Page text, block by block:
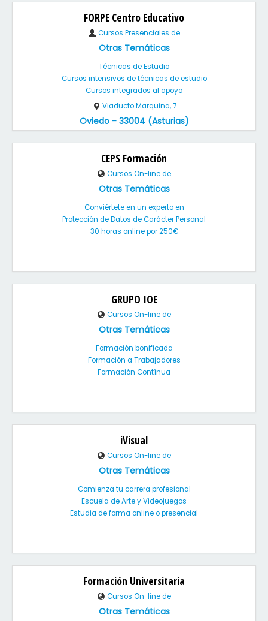
FORPE Centro Educativo
Cursos Presenciales de
Otras Temáticas
Técnicas de Estudio
Cursos intensivos de técnicas de estudio
Cursos integrados al apoyo
Viaducto Marquina, 7
Oviedo - 33004 (Asturias)
CEPS Formación
Cursos On-line de
Otras Temáticas
Conviértete en un experto en
Protección de Datos de Carácter Personal
30 horas online por 250€
GRUPO IOE
Cursos On-line de
Otras Temáticas
Formación bonificada
Formación a Trabajadores
Formación Contínua
iVisual
Cursos On-line de
Otras Temáticas
Comienza tu carrera profesional
Escuela de Arte y Videojuegos
Estudia de forma online o presencial
Formación Universitaria
Cursos On-line de
Otras Temáticas